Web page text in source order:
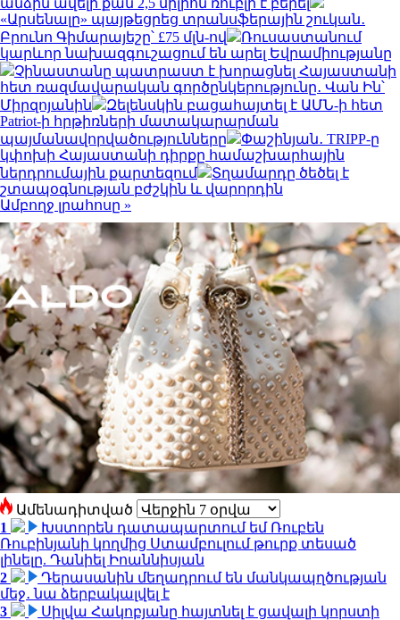
«Արսենալը» պայթեցրեց տրանսֆերային շուկան․
Բրունո Գիմարայեշը՝ £75 մլն-ով
Ռուսաստանում
կարևոր նախազգուշացում են արել Եվրամիությանը
Չինաստանը պատրաստ է խորացնել Հայաստանի
հետ ռազմավարական գործընկերությունը․ Վան Ին՝
Միրզոյանին
Զելենսկին բացահայտել է ԱՄՆ-ի հետ
Patriot-ի հրթիռների մատակարարման
պայմանավորվածությունները
Փաշինյան․ TRIPP-ը
կփոխի Հայաստանի դիրքը համաշխարհային
ներդրումային քարտեզում
Տղամարդը ծեծել է
շտապօգնության բժշկին և վարորդին
Ամբողջ լրահոսը »
Ամենադիտված
1
Խստորեն դատապարտում եմ Ռուբեն
Ռուբինյանի կողմից Ստամբուլում թուրք տեսած
լինելը. Դանիել Իոաննիսյան
2
Դերասանին մեղադրում են մանկապղծության
մեջ․ նա ձերբակալվել է
3
Սիլվա Հակոբյանը հայտնել է ցավալի կորստի